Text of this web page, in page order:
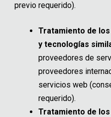
previo requerido).
Tratamiento de
y tecnologías
proveedores de
proveedores
servicios web
requerido).
Tratamiento de